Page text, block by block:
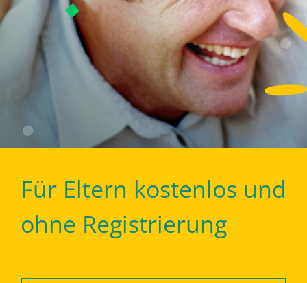
Für Eltern kostenlos und
ohne Registrierung